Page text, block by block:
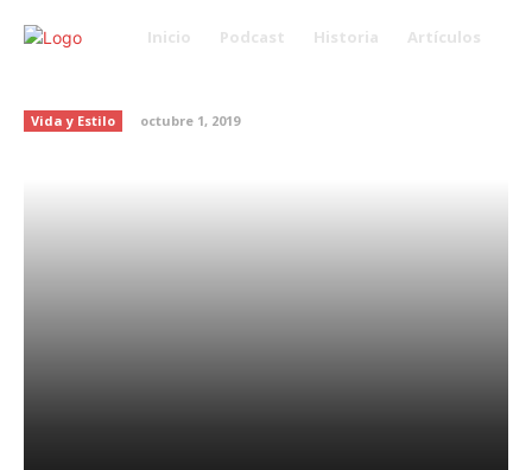
Inicio Podcast Historia Artículos
Vida y Estilo octubre 1, 2019